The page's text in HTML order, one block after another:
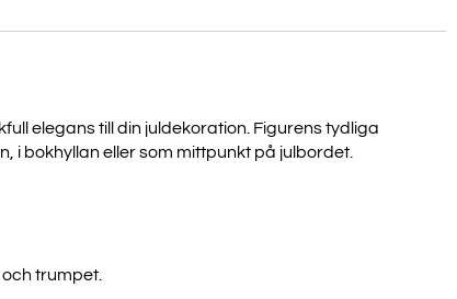
elegans till din juldekoration. Figurens tydliga
i bokhyllan eller som mittpunkt på julbordet.
trumpet.